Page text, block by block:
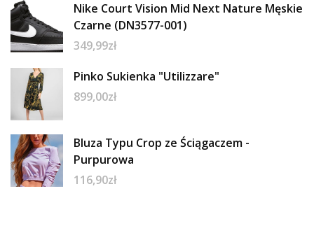
Nike Court Vision Mid Next Nature Męskie
Czarne (DN3577-001)
349,99zł
Pinko Sukienka "Utilizzare"
899,00zł
Bluza Typu Crop ze Ściągaczem -
Purpurowa
116,90zł